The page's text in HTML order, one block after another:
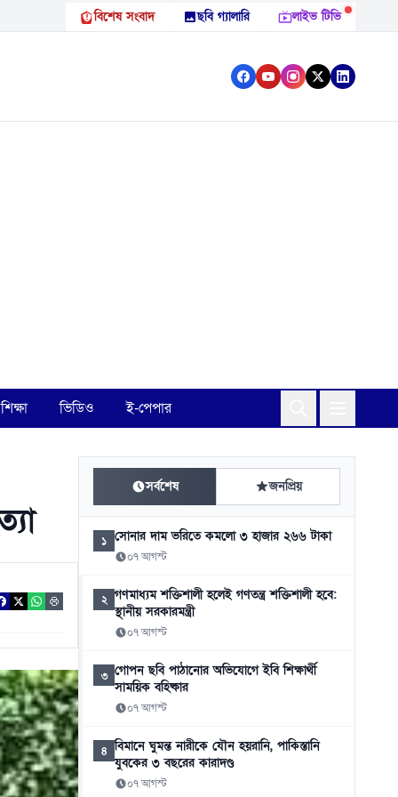
বিশেষ সংবাদ ছবি গ্যালারি লাইভ টিভি
শিক্ষা ভিডিও ই-পেপার
সর্বশেষ জনপ্রিয়
১ সোনার দাম ভরিতে কমলো ৩ হাজার ২৬৬ টাকা
০৭ আগস্ট
২ গণমাধ্যম শক্তিশালী হলেই গণতন্ত্র শক্তিশালী হবে:
স্থানীয় সরকারমন্ত্রী
০৭ আগস্ট
৩ গোপন ছবি পাঠানোর অভিযোগে ইবি শিক্ষার্থী
সাময়িক বহিষ্কার
০৭ আগস্ট
৪ বিমানে ঘুমন্ত নারীকে যৌন হয়রানি, পাকিস্তানি
যুবকের ৩ বছরের কারাদণ্ড
০৭ আগস্ট